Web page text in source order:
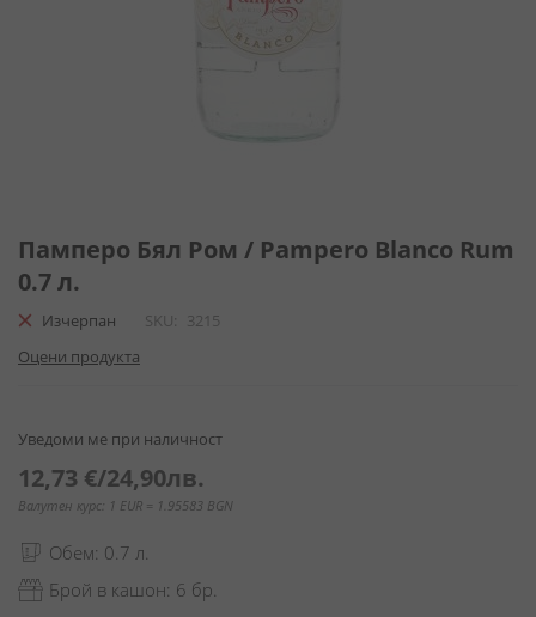
към
на
галерия
снимки
Памперо Бял Ром / Pampero Blanco Rum
0.7 л.
Изчерпан SKU
3215
Оцени продукта
Уведоми ме при наличност
12,73 €/24,90лв.
Валутен курс: 1 EUR = 1.95583 BGN
Обем: 0.7 л.
Брой в кашон: 6 бр.